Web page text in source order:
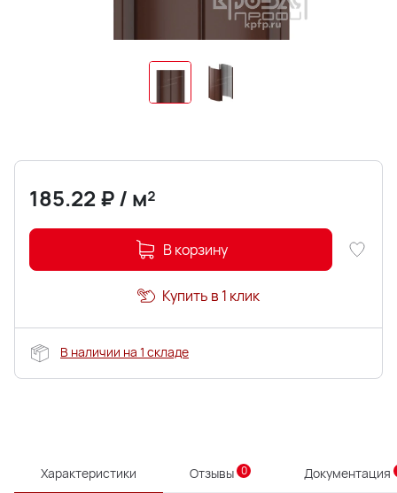
185.22 ₽/ м²
В корзину
Купить в 1 клик
В наличии на 1 складе
Характеристики Отзывы 0 Документация